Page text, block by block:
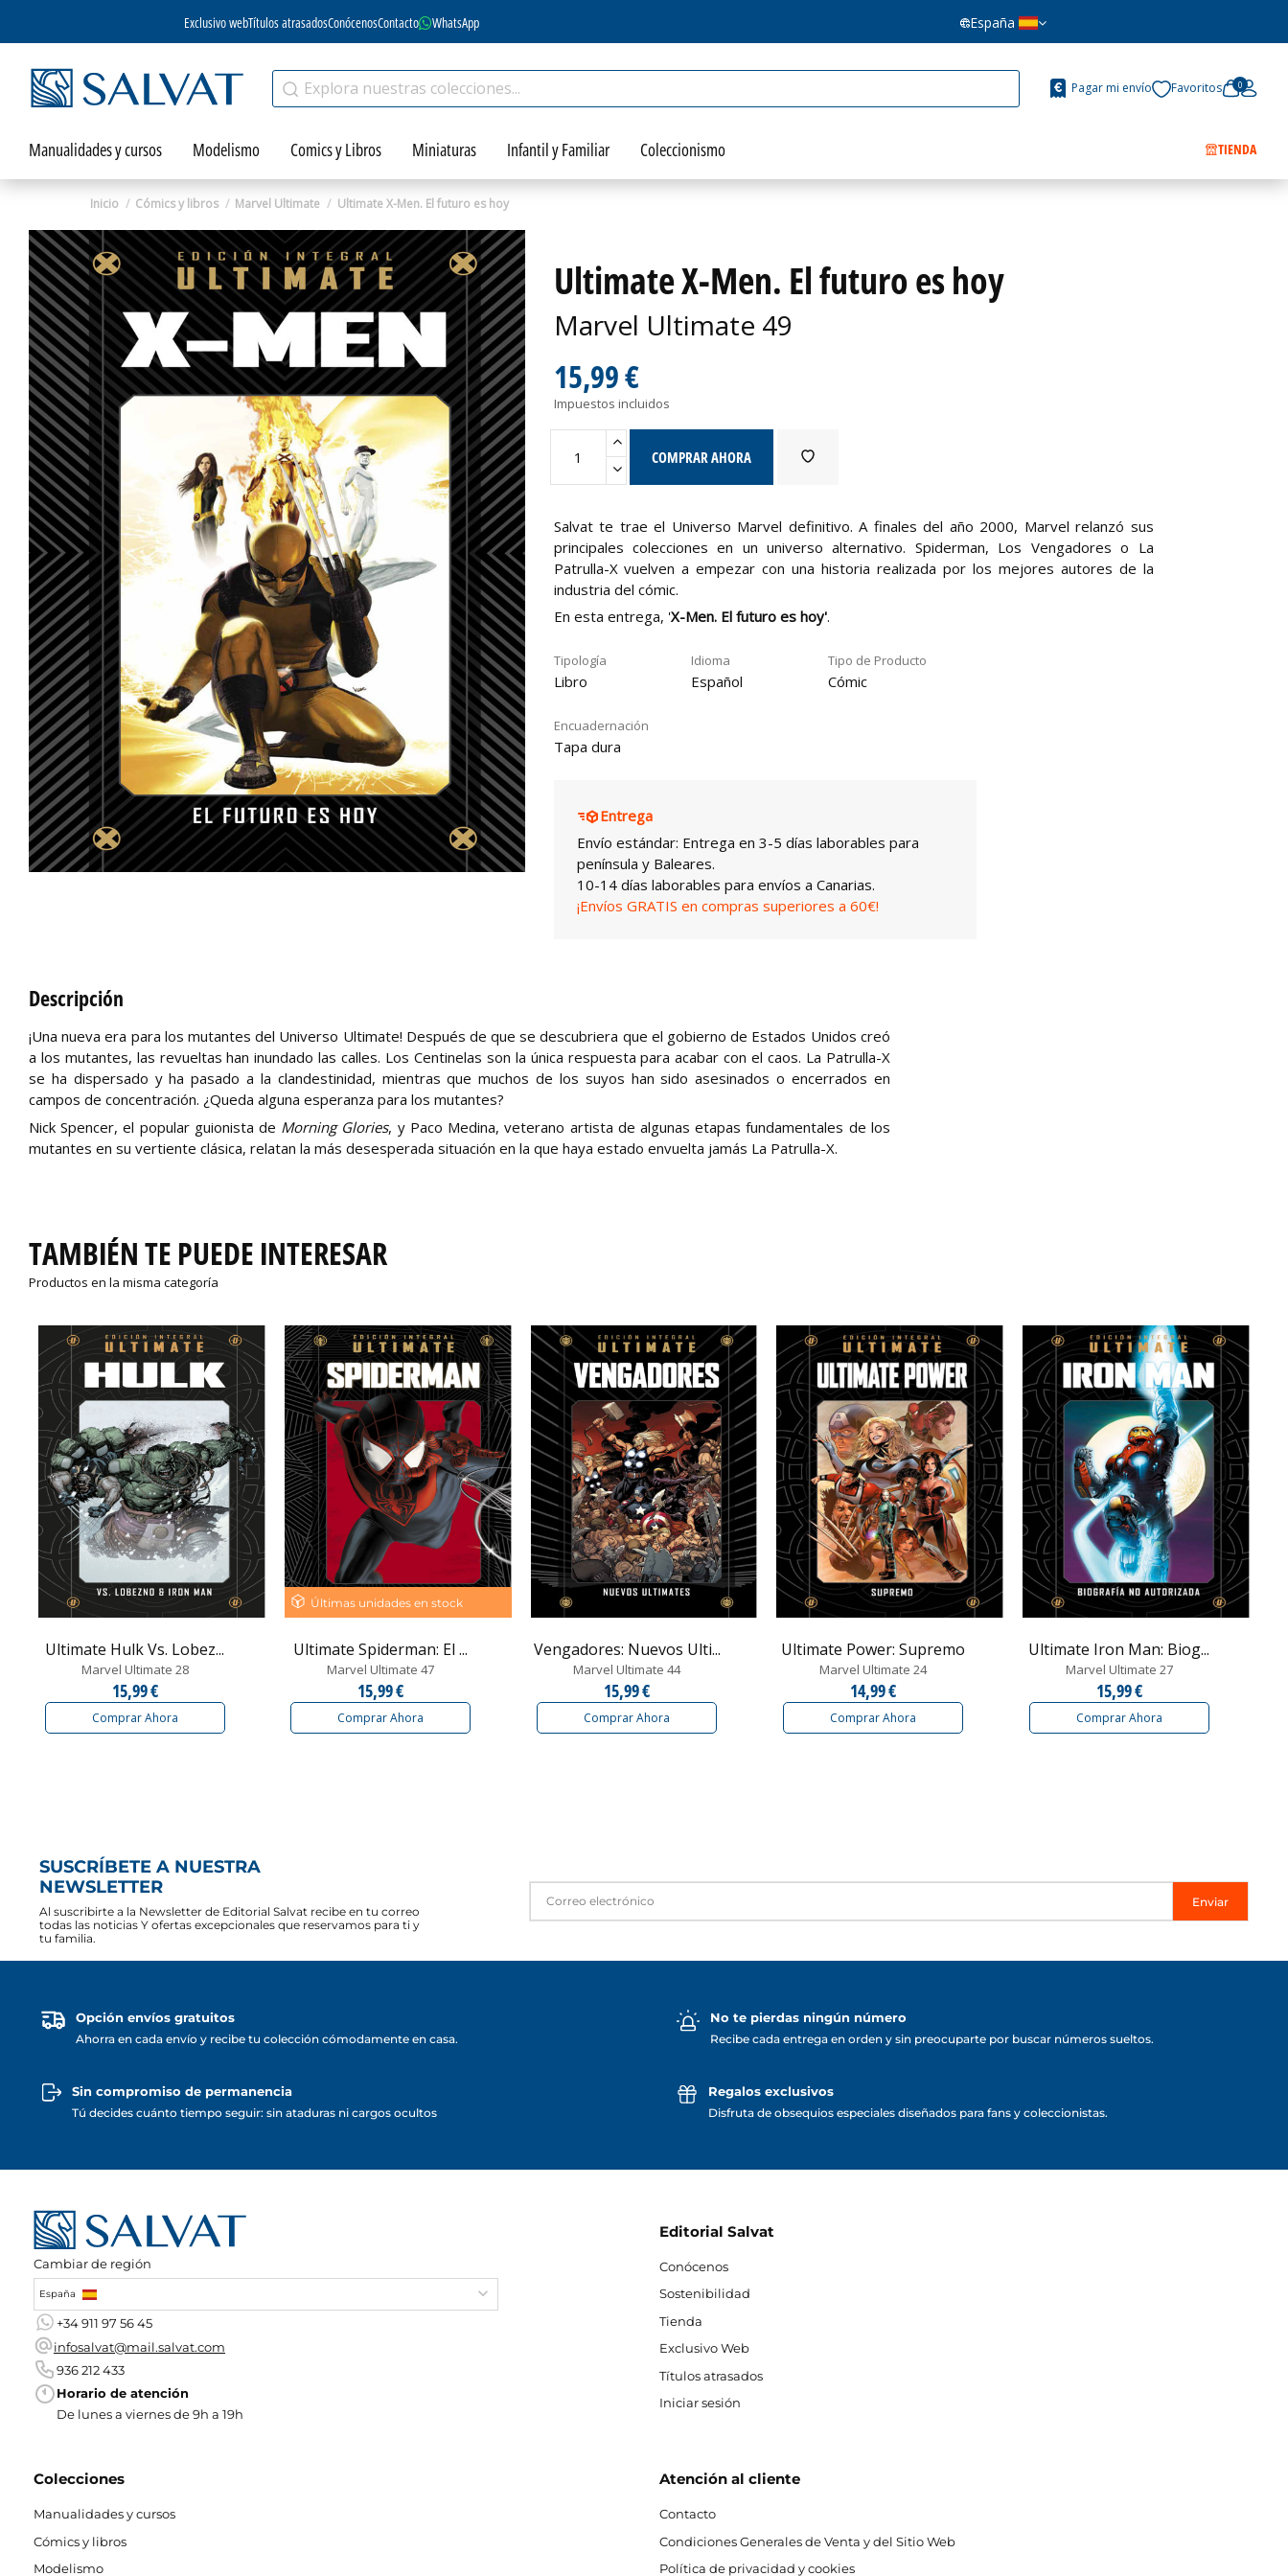
Exclusivo webTítulos atrasadosConócenosContacto WhatsApp España
Pagar mi envío Favoritos 0
Manualidades y cursos Modelismo Comics y Libros Miniaturas Infantil y Familiar Coleccionismo TIENDA
Inicio Cómics y libros Marvel Ultimate Ultimate X-Men. El futuro es hoy
Zoom
Ultimate X-Men. El futuro es hoy
Marvel Ultimate 49
15,99 €
Impuestos incluidos
COMPRAR AHORA
Salvat te trae el Universo Marvel definitivo. A finales del año 2000, Marvel relanzó sus
principales colecciones en un universo alternativo. Spiderman, Los Vengadores o La
Patrulla-X vuelven a empezar con una historia realizada por los mejores autores de la
industria del cómic.
En esta entrega, 'X-Men. El futuro es hoy'.
Tipología
Libro
Idioma
Español
Tipo de Producto
Cómic
Encuadernación
Tapa dura
Entrega
Envío estándar: Entrega en 3-5 días laborables para
península y Baleares.
10-14 días laborables para envíos a Canarias.
¡Envíos GRATIS en compras superiores a 60€!
Descripción
¡Una nueva era para los mutantes del Universo Ultimate! Después de que se descubriera que el gobierno de Estados Unidos creó
a los mutantes, las revueltas han inundado las calles. Los Centinelas son la única respuesta para acabar con el caos. La Patrulla-X
se ha dispersado y ha pasado a la clandestinidad, mientras que muchos de los suyos han sido asesinados o encerrados en
campos de concentración. ¿Queda alguna esperanza para los mutantes?
Nick Spencer, el popular guionista de Morning Glories, y Paco Medina, veterano artista de algunas etapas fundamentales de los
mutantes en su vertiente clásica, relatan la más desesperada situación en la que haya estado envuelta jamás La Patrulla-X.
TAMBIÉN TE PUEDE INTERESAR
Productos en la misma categoría
Ultimate Hulk Vs. Lobez...
Marvel Ultimate 28
15,99 €
Comprar Ahora
Últimas unidades en stock
Ultimate Spiderman: El ...
Marvel Ultimate 47
15,99 €
Comprar Ahora
Vengadores: Nuevos Ulti...
Marvel Ultimate 44
15,99 €
Comprar Ahora
Ultimate Power: Supremo
Marvel Ultimate 24
14,99 €
Comprar Ahora
Ultimate Iron Man: Biog...
Marvel Ultimate 27
15,99 €
Comprar Ahora
SUSCRÍBETE A NUESTRA
NEWSLETTER
Al suscribirte a la Newsletter de Editorial Salvat recibe en tu correo
todas las noticias Y ofertas excepcionales que reservamos para ti y
tu familia.
Enviar
Opción envíos gratuitos
Ahorra en cada envío y recibe tu colección cómodamente en casa.
No te pierdas ningún número
Recibe cada entrega en orden y sin preocuparte por buscar números sueltos.
Sin compromiso de permanencia
Tú decides cuánto tiempo seguir: sin ataduras ni cargos ocultos
Regalos exclusivos
Disfruta de obsequios especiales diseñados para fans y coleccionistas.
Cambiar de región
España
+34 911 97 56 45
infosalvat@mail.salvat.com
936 212 433
Horario de atención
De lunes a viernes de 9h a 19h
Editorial Salvat
Conócenos
Sostenibilidad
Tienda
Exclusivo Web
Títulos atrasados
Iniciar sesión
Colecciones
Manualidades y cursos
Cómics y libros
Modelismo
Atención al cliente
Contacto
Condiciones Generales de Venta y del Sitio Web
Política de privacidad y cookies